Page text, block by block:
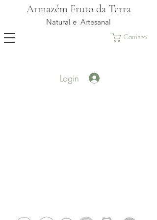
Armazém Fruto da Terra
Natural e Artesanal
Carrinho
Login